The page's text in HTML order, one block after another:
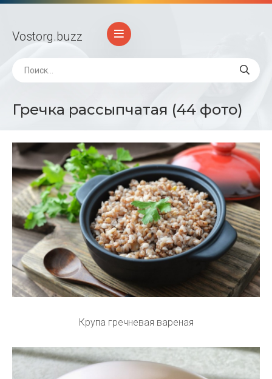
Vostorg.buzz
Гречка рассыпчатая (44 фото)
Крупа гречневая вареная